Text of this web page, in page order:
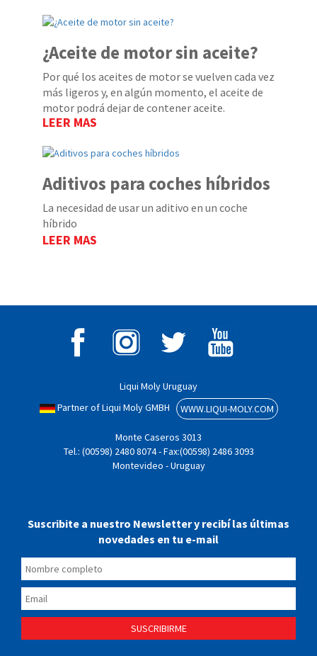
¿Aceite de motor sin aceite?
Por qué los aceites de motor se vuelven cada vez
más ligeros y, en algún momento, el aceite de
motor podrá dejar de contener aceite.
LEER MAS
Aditivos para coches híbridos
La necesidad de usar un aditivo en un coche
híbrido
LEER MAS
Liqui Moly Uruguay
Partner of Liqui Moly GMBH
WWW.LIQUI-MOLY.COM
Monte Caseros 3013
Tel.: (00598) 2480 8074 - Fax:(00598) 2486 3093
Montevideo - Uruguay
Suscribite a nuestro Newsletter y recibí las últimas
novedades en tu e-mail